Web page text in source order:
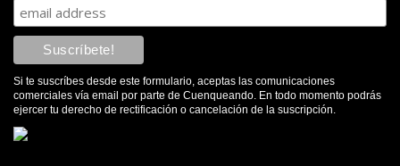
Buenos profesionales, muy amena y te enseñan mucha
curiosidades, y el Guia llamado Victor un encanto y un
gran profesional y siempre dispuesto y atento a las
preguntas de los clientes, un 10
Si te suscríbes desde este formulario, aceptas las comunicaciones
comerciales vía email por parte de Cuenqueando. En todo momento podrás
ejercer tu derecho de rectificación o cancelación de la suscripción.